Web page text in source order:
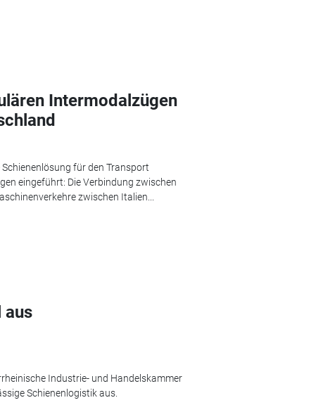
Intermodalzügen
für den Transport
eingeführt: Die Verbindung zwischen
zwischen Italien...
aus
Industrie- und Handelskammer
Schienenlogistik aus.